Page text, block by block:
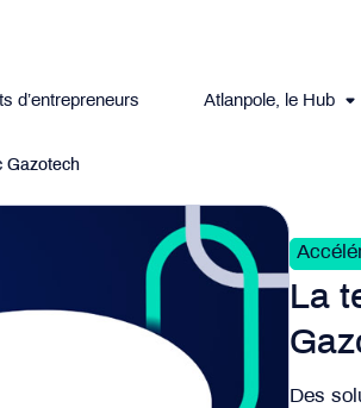
d’entrepreneurs Atlanpole, le Hub
Gazotech
La
Des